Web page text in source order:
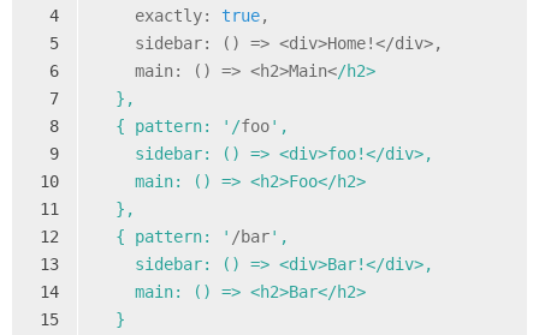
4
5
6
7
8
9
10
11
12
13
14
15
    exactly:
true,
    sidebar:
() => <div>Home!</div>,
    main:
() => <h2>Main</h2>
  },
  { pattern: '/
foo',
    sidebar: () => <div>foo!</div>,
    main: () => <h2>Foo</h2>
  },
  { pattern: '
/bar',
    sidebar: () => <div>Bar!</div>,
    main: () => <h2>Bar</h2>
  }